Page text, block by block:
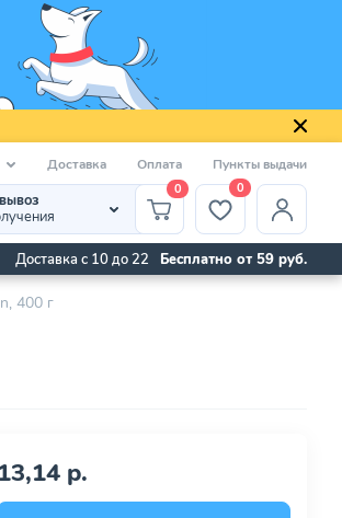
Доставка Оплата Пункты выдачи
0 0
Доставка с 10 до 22 Бесплатно от 59 руб.
400 г
р.